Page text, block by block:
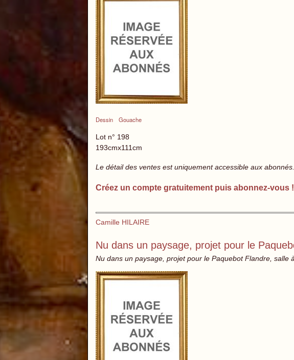
Dessin Gouache
Lot n° 198
193cmx111cm
Le détail des ventes est uniquement accessible aux abonnés.
Créez un compte gratuitement puis abonnez-vous !
Camille HILAIRE
Nu dans un paysage, projet pour le
Nu dans un paysage, projet pour le Paquebot Flandre,